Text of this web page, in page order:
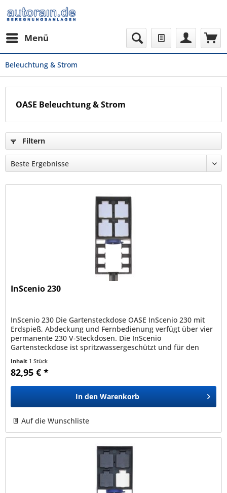
Menü
Beleuchtung & Strom
OASE Beleuchtung & Strom
Filtern
InScenio 230
InScenio 230 Die Gartensteckdose OASE InScenio 230 mit
Erdspieß, Abdeckung und Fernbedienung verfügt über vier
permanente 230 V-Steckdosen. Die InScenio
Gartensteckdose ist spritzwassergeschützt und für den
Inhalt 1 Stück
82,95 € *
In den Warenkorb
Auf die Wunschliste